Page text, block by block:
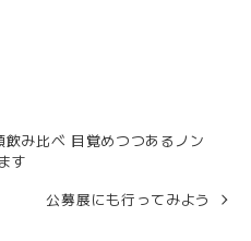
み比べ 目覚めつつあるノン
す
公募展にも行ってみよう